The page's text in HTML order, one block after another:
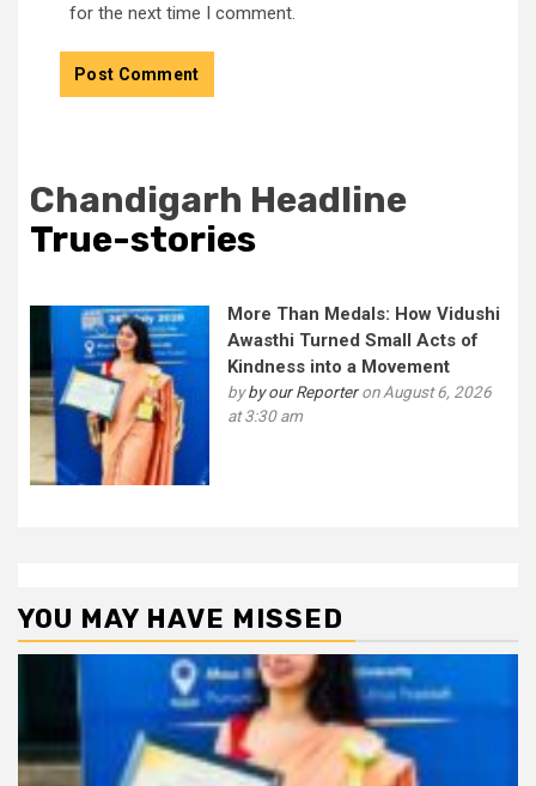
for the next time I comment.
Chandigarh Headline
True-stories
More Than Medals: How Vidushi
Awasthi Turned Small Acts of
Kindness into a Movement
byby our Reporteron August 6, 2026
at 3:30 am
YOU MAY HAVE MISSED